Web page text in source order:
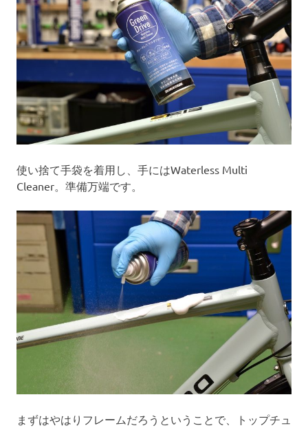
使い捨て手袋を着用し、手にはWaterless Multi
Cleaner。準備万端です。
まずはやはりフレームだろうということで、トップチュ